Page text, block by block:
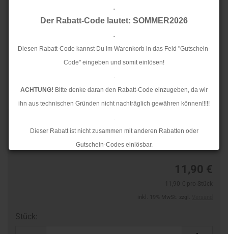
.
Der Rabatt-Code lautet: SOMMER2026
.
Diesen Rabatt-Code kannst Du im Warenkorb in das Feld "Gutschein-
Code" eingeben und somit einlösen!
.
ACHTUNG! Bitte denke daran den Rabatt-Code einzugeben, da wir
ihn aus technischen Gründen nicht nachträglich gewähren können!!!!!
.
Dieser Rabatt ist nicht zusammen mit anderen Rabatten oder
Gutschein-Codes einlösbar.
Ab dem 17.08.2026 versenden wir wieder wie gewohnt. Aufgrund des
11,90 €
Stück: